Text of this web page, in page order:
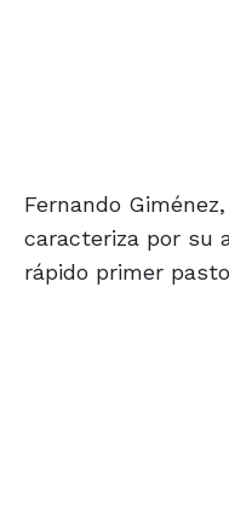
Fernando
caracteriza por su
rápido primer